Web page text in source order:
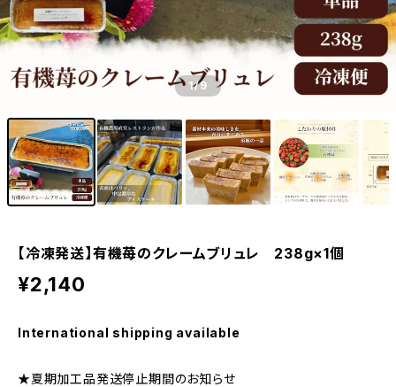
1/9
【冷凍発送】有機苺のクレームブリュレ 238g×1個
¥2,140
International shipping available
★夏期加工品発送停止期間のお知らせ